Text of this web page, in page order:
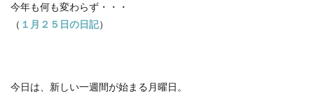
今年も何も変わらず・・・
（ １月２５日の日記）
今日は、新しい一週間が始まる月曜日。